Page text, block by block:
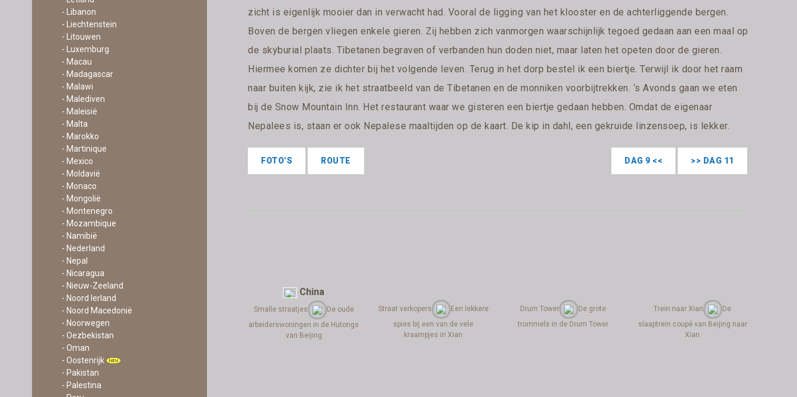
- Libanon
- Liechtenstein
- Litouwen
- Luxemburg
- Macau
- Madagascar
- Malawi
- Malediven
- Maleisië
- Malta
- Marokko
- Martinique
- Mexico
- Moldavië
- Monaco
- Mongolië
- Montenegro
- Mozambique
- Namibië
- Nederland
- Nepal
- Nicaragua
- Nieuw-Zeeland
- Noord Ierland
- Noord Macedonië
- Noorwegen
- Oezbekistan
- Oman
- Oostenrijk
- Pakistan
- Palestina
zicht is eigenlijk mooier dan in verwacht had. Vooral de ligging van het klooster en de achterliggende bergen.
Boven de bergen vliegen enkele gieren. Zij hebben zich vanmorgen waarschijnlijk tegoed gedaan aan een maal op
de skyburial plaats. Tibetanen begraven of verbanden hun doden niet, maar laten het opeten door de gieren.
Hiermee komen ze dichter bij het volgende leven. Terug in het dorp bestel ik een biertje. Terwijl ik door het raam
naar buiten kijk, zie ik het straatbeeld van de Tibetanen en de monniken voorbijtrekken. ‘s Avonds gaan we eten
bij de Snow Mountain Inn. Het restaurant waar we gisteren een biertje gedaan hebben. Omdat de eigenaar
Nepalees is, staan er ook Nepalese maaltijden op de kaart. De kip in dahl, een gekruide linzensoep, is lekker.
>> DAG 11
DAG 9 <<
FOTO'S ROUTE
China
Smalle straatjes
De oude
arbeiderswoningen in de Hutongs
van Beijing
Straat verkopers
Een lekkere
spies bij een van de vele
kraampjes in Xian
Drum Tower
De grote
trommels in de Drum Tower
Trein naar Xian
De
slaaptrein coupé van Beijing naar
Xian